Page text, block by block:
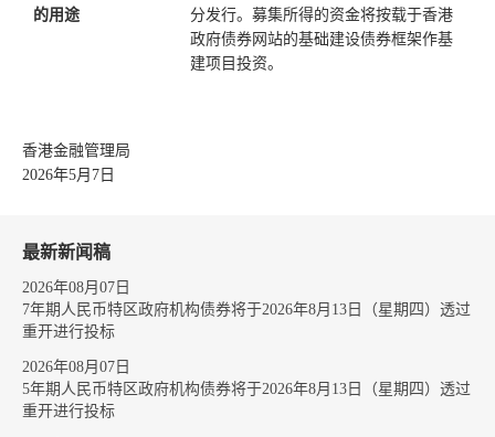
的用途
分发行。募集所得的资金将按载于香港
政府债券网站的基础建设债券框架作基
建项目投资。
香港金融管理局
2026年5月7日
最新新闻稿
2026年08月07日
7年期人民币特区政府机构债券将于2026年8月13日（星期四）透过
重开进行投标
2026年08月07日
5年期人民币特区政府机构债券将于2026年8月13日（星期四）透过
重开进行投标